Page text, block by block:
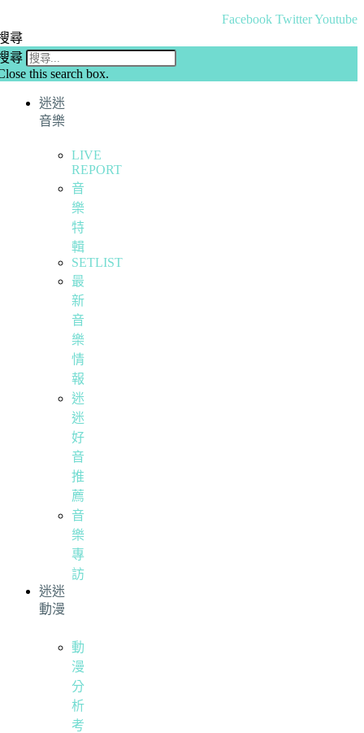
Facebook TwitterYoutube
尋
尋
this search box.
迷迷
音樂
LIVE
REPORT
音
樂
特
輯
SETLIST
最
新
音
樂
情
報
迷
迷
好
音
推
薦
音
樂
專
訪
迷迷
動漫
動
漫
分
析
考